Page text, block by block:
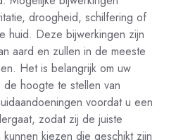
droogheid, schilfering of
huid. Deze bijwerkingen zijn
aard en zullen in de meeste
Het is belangrijk om uw
hoogte te stellen van
voordat u een
zodat zij de juiste
kiezen die geschikt zijn